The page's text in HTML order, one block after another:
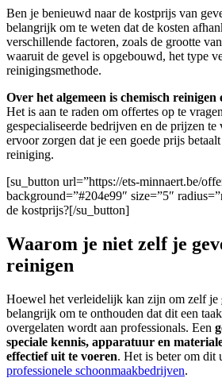
Ben je benieuwd naar de kostprijs van
belangrijk om te weten dat de kosten
verschillende factoren, zoals de grootte
waaruit de gevel is opgebouwd, het type
reinigingsmethode.
Over het algemeen is chemisch
Het is aan te raden om offertes op te
gespecialiseerde bedrijven en de prijzen te
ervoor zorgen dat je een goede prijs
reiniging.
[su_button url=”https://ets-minnaert.be/
background=”#204e99″ size=”5″
de kostprijs?[/su_button]
Waarom je niet zelf je
reinigen
Hoewel het verleidelijk kan zijn om zelf je
belangrijk om te onthouden dat dit een
overgelaten wordt aan professionals. Een
speciale kennis, apparatuur en
effectief uit te voeren. Het is beter om dit
professionele schoonmaakbedrijven.